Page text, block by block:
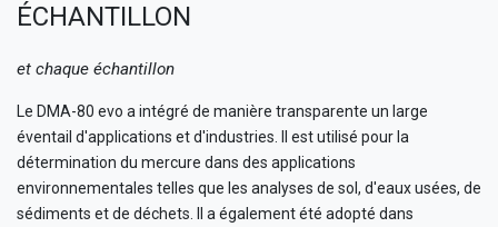
ÉCHANTILLON
et chaque échantillon
Le DMA-80 evo a intégré de manière transparente un large
éventail d'applications et d'industries. Il est utilisé pour la
détermination du mercure dans des applications
environnementales telles que les analyses de sol, d'eaux usées, de
sédiments et de déchets. Il a également été adopté dans